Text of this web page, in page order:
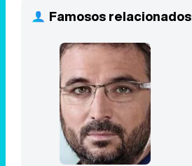
Famosos relacionados